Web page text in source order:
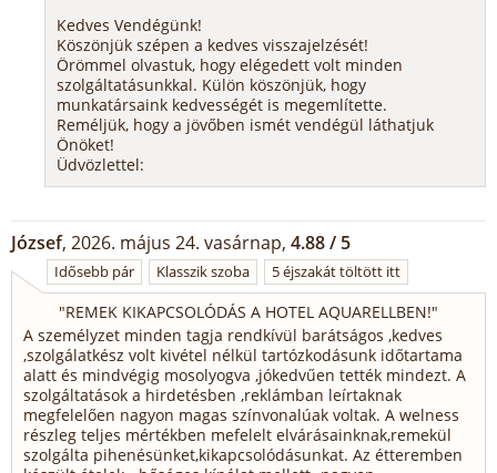
Kedves Vendégünk!
Köszönjük szépen a kedves visszajelzését!
Örömmel olvastuk, hogy elégedett volt minden
szolgáltatásunkkal. Külön köszönjük, hogy
munkatársaink kedvességét is megemlítette.
Reméljük, hogy a jövőben ismét vendégül láthatjuk
Önöket!
Üdvözlettel:
József, 2026. május 24. vasárnap, 4.88 / 5
Idősebb pár Klasszik szoba 5 éjszakát töltött itt
"REMEK KIKAPCSOLÓDÁS A HOTEL AQUARELLBEN!"
A személyzet minden tagja rendkívül barátságos ,kedves
,szolgálatkész volt kivétel nélkül tartózkodásunk időtartama
alatt és mindvégig mosolyogva ,jókedvűen tették mindezt. A
szolgáltatások a hirdetésben ,reklámban leírtaknak
megfelelően nagyon magas színvonalúak voltak. A welness
részleg teljes mértékben mefelelt elvárásainknak,remekül
szolgálta pihenésünket,kikapcsolódásunkat. Az étteremben